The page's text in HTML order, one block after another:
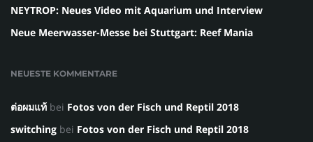
NEYTROP: Neues Video mit Aquarium und Interview
Neue Meerwasser-Messe bei Stuttgart: Reef Mania
NEUESTE KOMMENTARE
ต่อผมแท้ bei Fotos von der Fisch und Reptil 2018
switching bei Fotos von der Fisch und Reptil 2018